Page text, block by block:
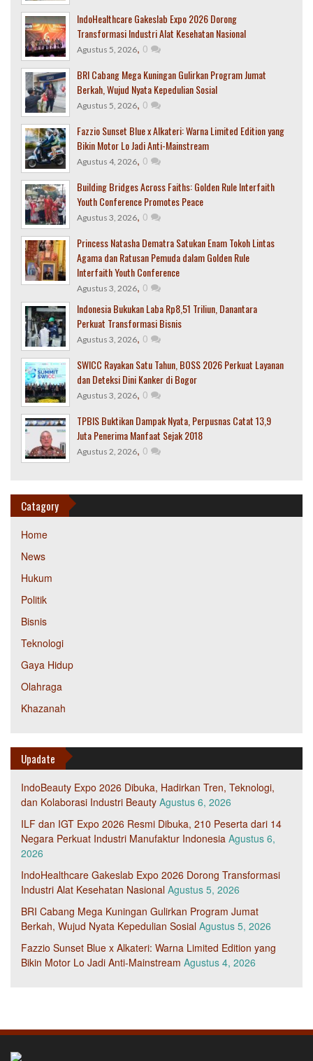
IndoHealthcare Gakeslab Expo 2026 Dorong
Transformasi Industri Alat Kesehatan Nasional
Agustus 5, 2026, 0
BRI Cabang Mega Kuningan Gulirkan Program Jumat
Berkah, Wujud Nyata Kepedulian Sosial
Agustus 5, 2026, 0
Fazzio Sunset Blue x Alkateri: Warna Limited Edition yang
Bikin Motor Lo Jadi Anti-Mainstream
Agustus 4, 2026, 0
Building Bridges Across Faiths: Golden Rule Interfaith
Youth Conference Promotes Peace
Agustus 3, 2026, 0
Princess Natasha Dematra Satukan Enam Tokoh Lintas
Agama dan Ratusan Pemuda dalam Golden Rule
Interfaith Youth Conference
Agustus 3, 2026, 0
Indonesia Bukukan Laba Rp8,51 Triliun, Danantara
Perkuat Transformasi Bisnis
Agustus 3, 2026, 0
SWICC Rayakan Satu Tahun, BOSS 2026 Perkuat Layanan
dan Deteksi Dini Kanker di Bogor
Agustus 3, 2026, 0
TPBIS Buktikan Dampak Nyata, Perpusnas Catat 13,9
Juta Penerima Manfaat Sejak 2018
Agustus 2, 2026, 0
Catagory
Home
News
Hukum
Politik
Bisnis
Teknologi
Gaya Hidup
Olahraga
Khazanah
Upadate
IndoBeauty Expo 2026 Dibuka, Hadirkan Tren, Teknologi,
dan Kolaborasi Industri Beauty Agustus 6, 2026
ILF dan IGT Expo 2026 Resmi Dibuka, 210 Peserta dari 14
Negara Perkuat Industri Manufaktur Indonesia Agustus 6,
2026
IndoHealthcare Gakeslab Expo 2026 Dorong Transformasi
Industri Alat Kesehatan Nasional Agustus 5, 2026
BRI Cabang Mega Kuningan Gulirkan Program Jumat
Berkah, Wujud Nyata Kepedulian Sosial Agustus 5, 2026
Fazzio Sunset Blue x Alkateri: Warna Limited Edition yang
Bikin Motor Lo Jadi Anti-Mainstream Agustus 4, 2026